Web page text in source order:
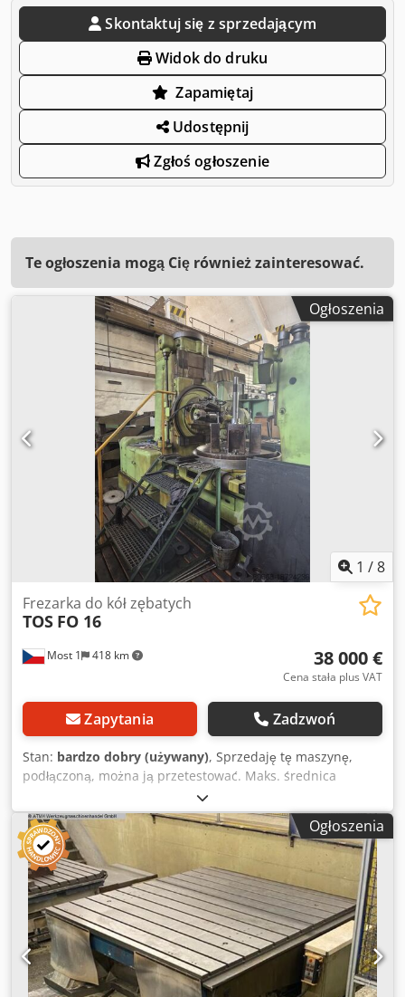
Skontaktuj się z sprzedającym
Widok do druku
Zapamiętaj
Udostępnij
Zgłoś ogłoszenie
Te ogłoszenia mogą Cię również zainteresować.
Ogłoszenia
1 /8
Most 1 418 km
Frezarka do kół zębatych
TOS FO 16
38 000 €
Cena stała plus VAT
Zapytania Zadzwoń
Stan: bardzo dobry (używany), Sprzedaję tę maszynę,
podłączoną, można ją przetestować. Maks. średnica
przedmiotu obrabianego ..... 1600 mm Moduł ..... 16 -
Cjdpfx Afsv Nqppopeha Moc głównego silnika
elektrycznego ..... 12 kW Wymiary dł. x szer. x wys. ..... 4300
x 2000 x 3170 mm Masa maszyny ..... 18500 kg Możliwe jest
przesłanie filmu przedstawiającego maszynę poprzez
WhatsApp.
Ogłoszenia